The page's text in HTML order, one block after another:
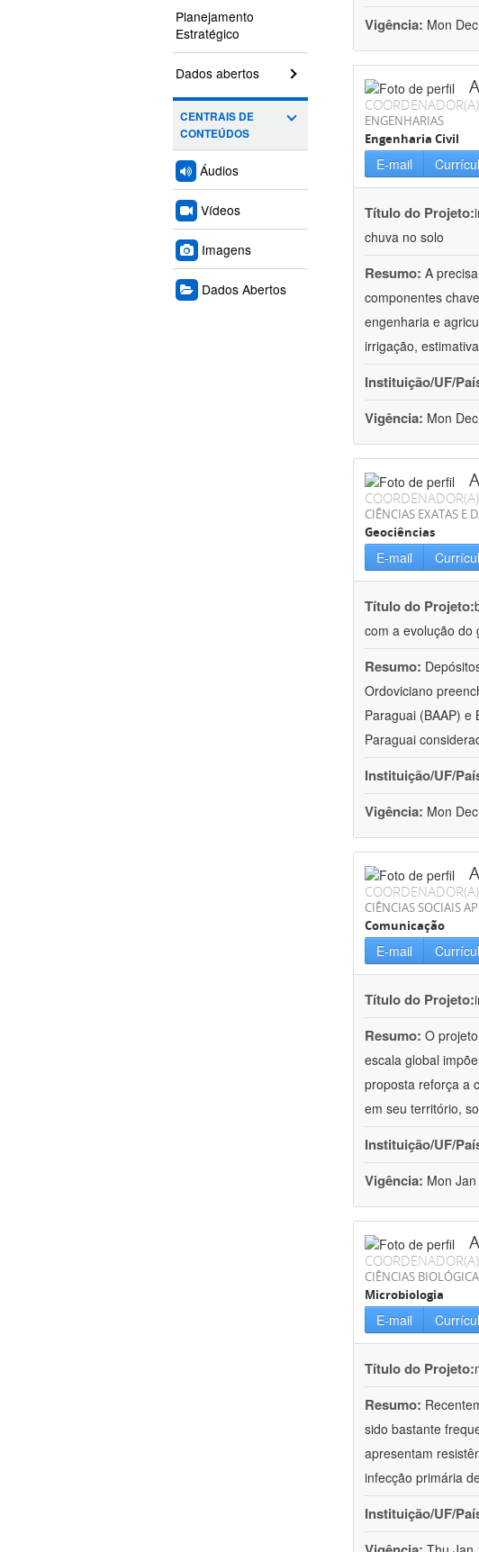
Planejamento
Estratégico
Dados abertos
CENTRAIS DE
CONTEÚDOS
Áudios
Vídeos
Imagens
Dados Abertos
Vigência: Mon
COORDENADOR(A)
ENGENHARIAS
Engenharia Civil
E-mail
Título do Projeto:
chuva no solo
Resumo: A
componentes
engenharia e
irrigação,
Instituição/UF/
Vigência: Mon
COORDENADOR(A)
CIÊNCIAS EXATAS E
Geociências
E-mail
Título do Projeto:
com a evolução do
Resumo:
Ordoviciano
Paraguai (BAAP)
Paraguai
Instituição/UF/
Vigência: Mon
COORDENADOR(A)
CIÊNCIAS SOCIAIS
Comunicação
E-mail
Título do Projeto:
Resumo: O
escala global
proposta reforça a
em seu território,
Instituição/UF/
Vigência: Mon
COORDENADOR(A)
CIÊNCIAS
Microbiologia
E-mail
Título do Projeto:
Resumo:
sido bastante
apresentam
infecção primária
Instituição/UF/